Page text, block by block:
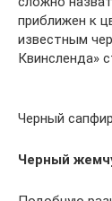
приближен к
известным
Квинсленда»
Черный сапфир
Черный